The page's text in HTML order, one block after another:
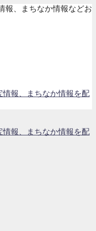
報、まちなか情報などお